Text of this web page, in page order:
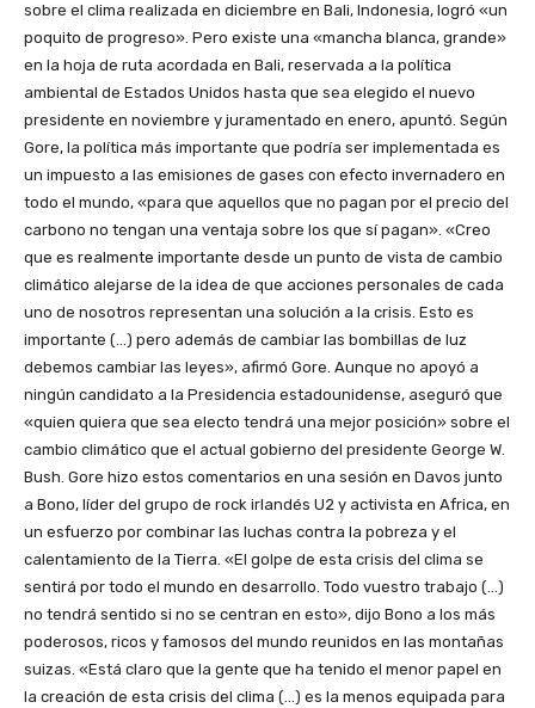
sobre el clima realizada en diciembre en Bali, Indonesia, logró «un
poquito de progreso». Pero existe una «mancha blanca, grande»
en la hoja de ruta acordada en Bali, reservada a la política
ambiental de Estados Unidos hasta que sea elegido el nuevo
presidente en noviembre y juramentado en enero, apuntó. Según
Gore, la política más importante que podría ser implementada es
un impuesto a las emisiones de gases con efecto invernadero en
todo el mundo, «para que aquellos que no pagan por el precio del
carbono no tengan una ventaja sobre los que sí pagan». «Creo
que es realmente importante desde un punto de vista de cambio
climático alejarse de la idea de que acciones personales de cada
uno de nosotros representan una solución a la crisis. Esto es
importante (…) pero además de cambiar las bombillas de luz
debemos cambiar las leyes», afirmó Gore. Aunque no apoyó a
ningún candidato a la Presidencia estadounidense, aseguró que
«quien quiera que sea electo tendrá una mejor posición» sobre el
cambio climático que el actual gobierno del presidente George W.
Bush. Gore hizo estos comentarios en una sesión en Davos junto
a Bono, líder del grupo de rock irlandés U2 y activista en Africa, en
un esfuerzo por combinar las luchas contra la pobreza y el
calentamiento de la Tierra. «El golpe de esta crisis del clima se
sentirá por todo el mundo en desarrollo. Todo vuestro trabajo (…)
no tendrá sentido si no se centran en esto», dijo Bono a los más
poderosos, ricos y famosos del mundo reunidos en las montañas
suizas. «Está claro que la gente que ha tenido el menor papel en
la creación de esta crisis del clima (…) es la menos equipada para